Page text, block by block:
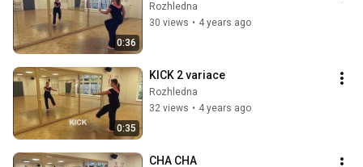
0:36
Rozhledna
30 views • 4 years ago
0:35
KICK 2 variace
Rozhledna
32 views • 4 years ago
CHA CHA